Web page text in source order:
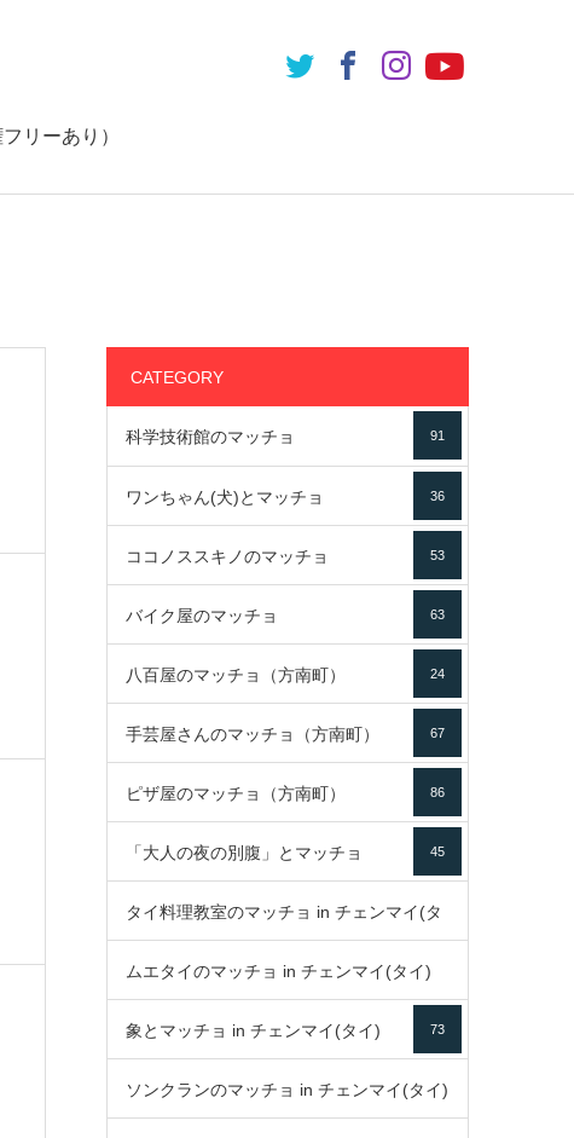
リーあり）
CATEGORY
科学技術館のマッチョ 91
ワンちゃん(犬)とマッチョ 36
ココノススキノのマッチョ 53
バイク屋のマッチョ 63
八百屋のマッチョ（方南町） 24
手芸屋さんのマッチョ（方南町） 67
ピザ屋のマッチョ（方南町） 86
「大人の夜の別腹」とマッチョ 45
タイ料理教室のマッチョ in チェンマイ(タ
イ)
ムエタイのマッチョ in チェンマイ(タイ)
79
象とマッチョ in チェンマイ(タイ) 73
ソンクランのマッチョ in チェンマイ(タイ)